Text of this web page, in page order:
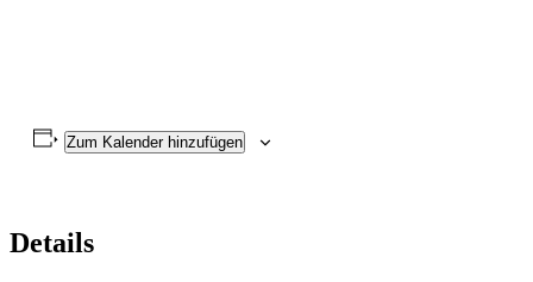
Zum Kalender hinzufügen
Details